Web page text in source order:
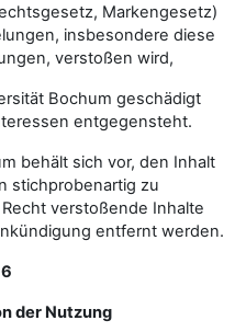
Markengesetz)
insbesondere diese
verstoßen wird,
Bochum geschädigt
entgegensteht.
behält sich vor, den Inhalt
stichprobenartig zu
verstoßende Inhalte
entfernt werden.
der Nutzung